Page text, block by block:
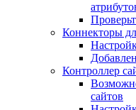
Коннекторы
Контроллер
сайтов